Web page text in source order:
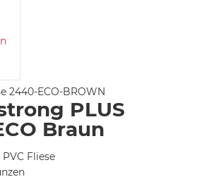
2440-ECO-BROWN
PLUS
Braun
Fliese